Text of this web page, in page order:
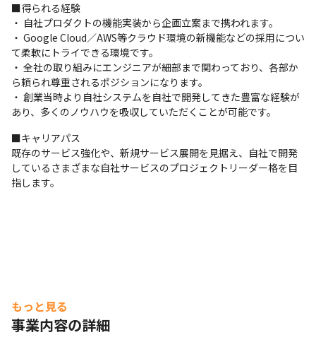
コミュニケーションツール
Slack
支給PC
Windows
■得られる経験
・ 自社プロダクトの機能実装から企画立案まで携われます。
・ Google Cloud／AWS等クラウド環境の新機能などの採用につい
て柔軟にトライできる環境です。
・ 全社の取り組みにエンジニアが細部まで関わっており、各部か
ら頼られ尊重されるポジションになります。
・ 創業当時より自社システムを自社で開発してきた豊富な経験が
あり、多くのノウハウを吸収していただくことが可能です。
■キャリアパス
既存のサービス強化や、新規サービス展開を見据え、自社で開発
しているさまざまな自社サービスのプロジェクトリーダー格を目
指します。
もっと見る
事業内容の詳細